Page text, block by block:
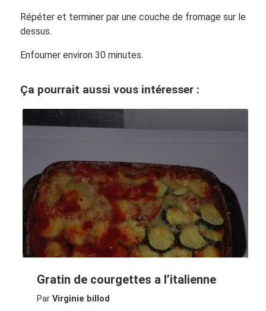
Répéter et terminer par une couche de fromage sur le
dessus.
Enfourner environ 30 minutes.
Ça pourrait aussi vous intéresser :
Gratin de courgettes a l’italienne
Par Virginie billod